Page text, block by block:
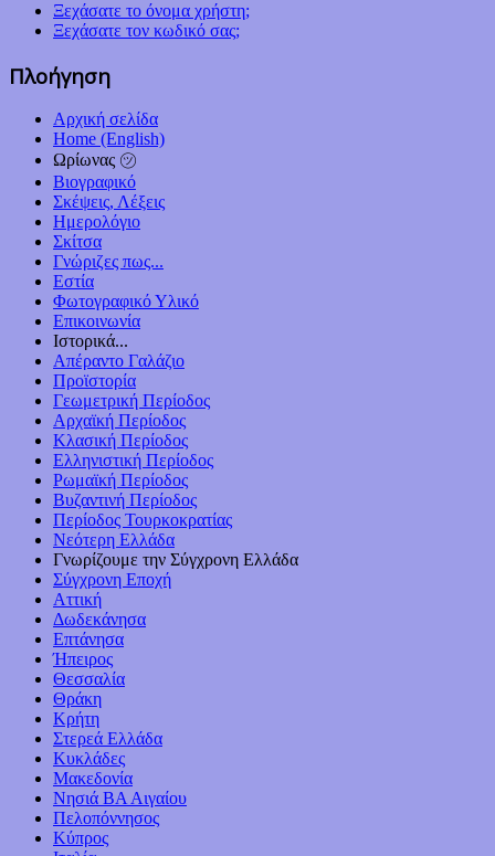
Ξεχάσατε το όνομα χρήστη;
Ξεχάσατε τον κωδικό σας;
Πλοήγηση
Αρχική σελίδα
Home (English)
Ωρίωνας ㋡
Βιογραφικό
Σκέψεις, Λέξεις
Ημερολόγιο
Σκίτσα
Γνώριζες πως...
Εστία
Φωτογραφικό Υλικό
Επικοινωνία
Ιστορικά...
Απέραντο Γαλάζιο
Προϊστορία
Γεωμετρική Περίοδος
Αρχαϊκή Περίοδος
Κλασική Περίοδος
Ελληνιστική Περίοδος
Ρωμαϊκή Περίοδος
Βυζαντινή Περίοδος
Περίοδος Τουρκοκρατίας
Νεότερη Ελλάδα
Γνωρίζουμε την Σύγχρονη Ελλάδα
Σύγχρονη Εποχή
Αττική
Δωδεκάνησα
Επτάνησα
Ήπειρος
Θεσσαλία
Θράκη
Κρήτη
Στερεά Ελλάδα
Κυκλάδες
Μακεδονία
Νησιά ΒΑ Αιγαίου
Πελοπόννησος
Κύπρος